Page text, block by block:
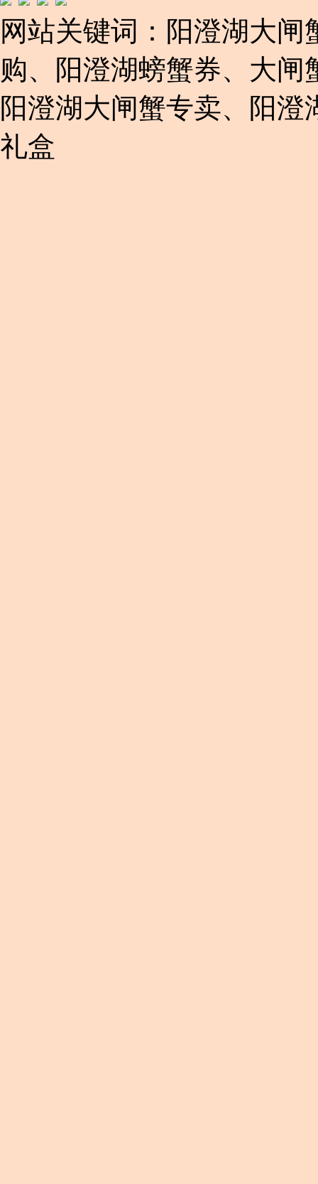
Tel:
021-
62243579
E-
mail:
859749344@qq.com
1019225591
网站关键词：阳澄湖大
购、阳澄湖螃蟹券、大
阳澄湖大闸蟹专卖、阳
礼盒